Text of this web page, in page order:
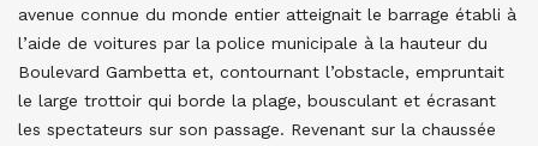
avenue connue du monde entier atteignait le barrage établi à
l’aide de voitures par la police municipale à la hauteur du
Boulevard Gambetta et, contournant l’obstacle, empruntait
le large trottoir qui borde la plage, bousculant et écrasant
les spectateurs sur son passage. Revenant sur la chaussée